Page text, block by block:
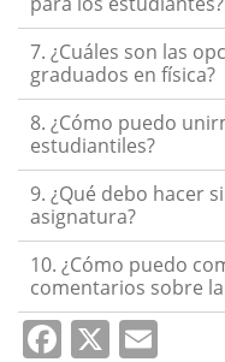
7. ¿Cuáles son las
graduados en física?
8. ¿Cómo puedo
estudiantiles?
9. ¿Qué debo hacer
asignatura?
10. ¿Cómo puedo
comentarios sobre
Facebook
X